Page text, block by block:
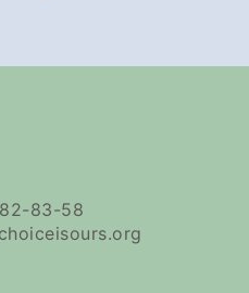
83-58